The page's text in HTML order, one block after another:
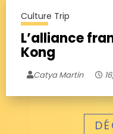
Culture Trip
L’alliance
Kong
Catya Martin